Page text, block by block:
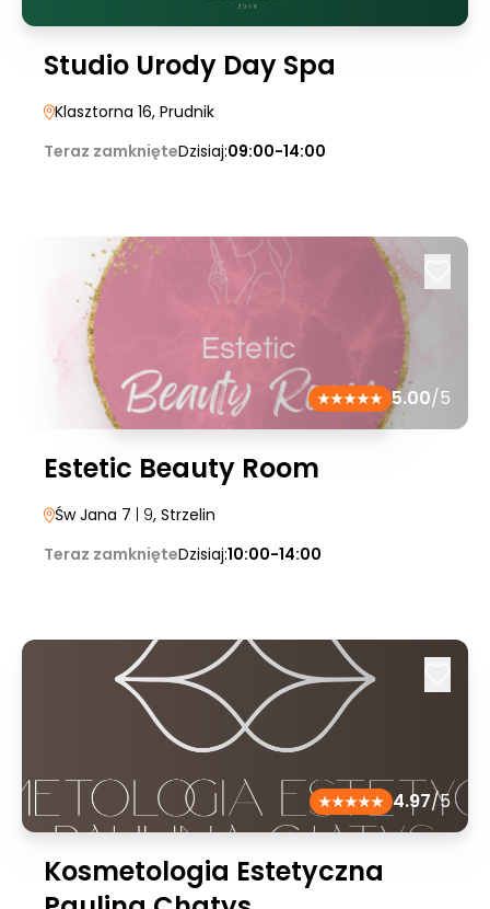
Studio Urody Day Spa
Klasztorna 16, Prudnik
Teraz zamknięteDzisiaj:09:00-14:00
5.00/5
Estetic Beauty Room
Św Jana 7 | 9, Strzelin
Teraz zamknięteDzisiaj:10:00-14:00
4.97/5
Kosmetologia Estetyczna